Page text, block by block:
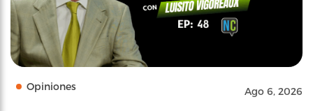
Opiniones Ago 6, 2026